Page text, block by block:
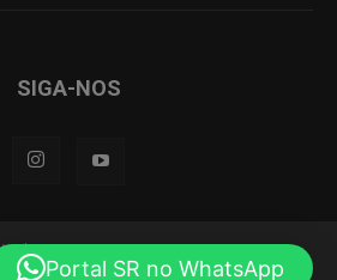
SIGA-NOS
Web TV Anuncie Aqui Contatos
Portal SR no WhatsApp